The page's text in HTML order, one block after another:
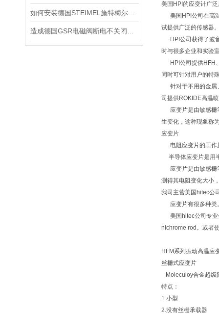
美国HPI的应变计广
美国HPI公司在高
试提供广泛的传感器
HPI公司获得了波音
时与很多企业和实验
HPI公司提供HFH、
同时可针对用户的特
针对于不用的金属
司提供ROKIDE高温
应变片是由敏感栅
生变化，这种现象称
应变片
电阻应变片的工作
半导体应变片是用
应变片是由敏感栅
测得其电阻变化大小
我司主营美国hitec公
应变片有很多种类
美国hitec公司专业
nichrome rod。或者
HFM系列振动高温应
丝栅式应变片
Moleculoy合金超级
特点：
1.小型
2.没有丝栅承载器